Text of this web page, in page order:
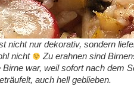
nicht nur dekorativ, sondern
nicht
Zu erahnen sind
war, weil sofort nach dem
auch hell geblieben.